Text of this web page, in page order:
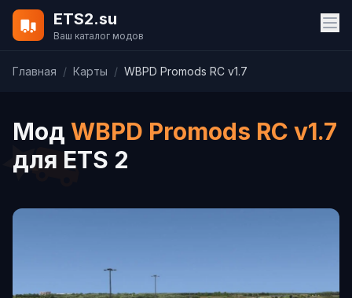
ETS2.su
Ваш каталог модов
Главная / Карты / WBPD Promods RC v1.7
Мод WBPD Promods RC v1.7
для ETS 2